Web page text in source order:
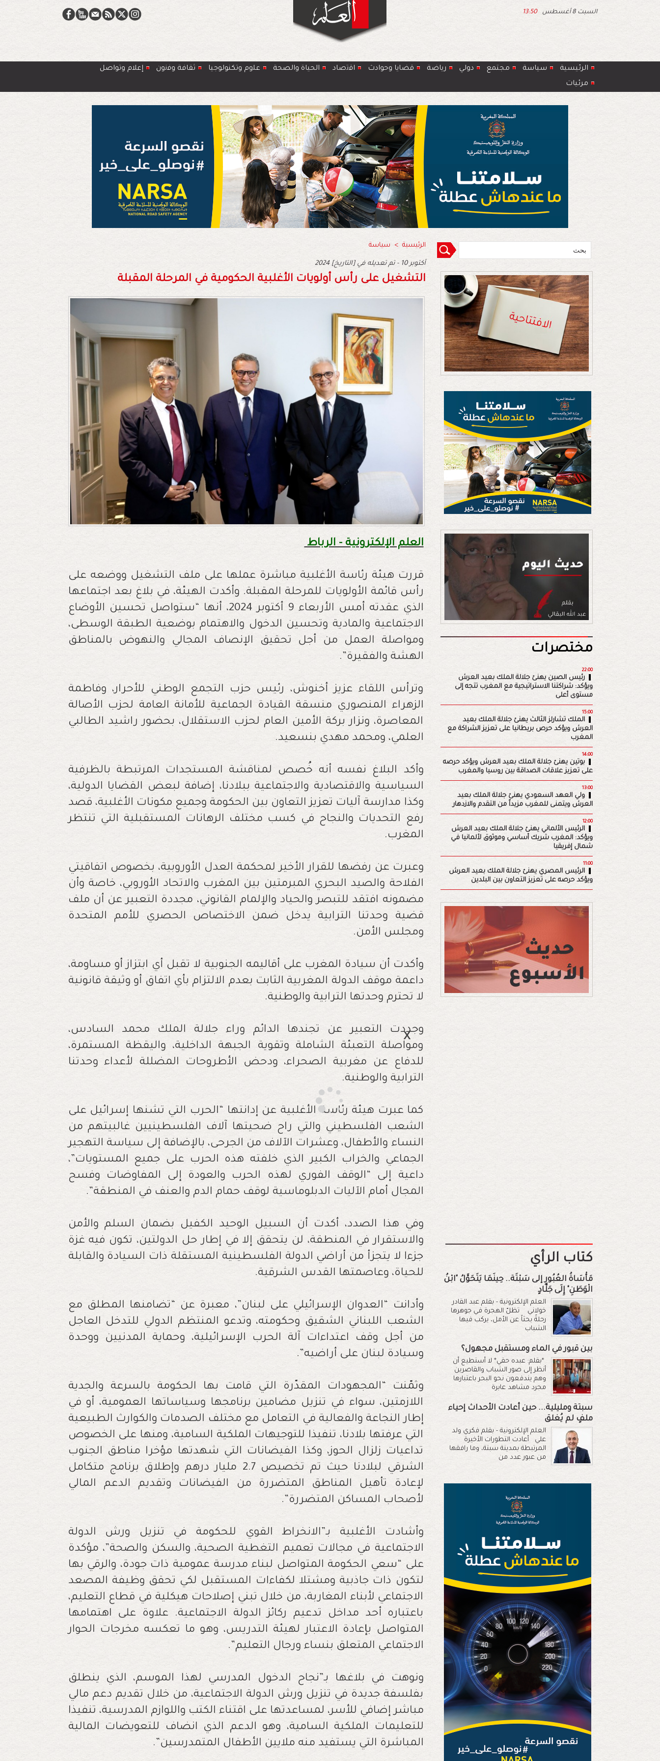
السبت 8 أغسطس 13:50
الرئيسية سياسة مجتمع دولي رياضة قضايا وحوادث اﻗﺗﺻﺎد الحياة والصحة ﻋﻠوم وتكنولوجيا ﺛﻘﺎﻓﺔ وﻓﻧون
إعلام وتواصل
مرئيات
الرئيسية > سياسة
2024 أكتوبر 10 - تم تعديله في [التاريخ]
التشغيل على رأس أولويات الأغلبية الحكومية في المرحلة المقبلة
العلم الإلكترونية - الرباط
قررت هيئة رئاسة الأغلبية مباشرة عملها على ملف التشغيل ووضعه على
رأس قائمة الأولويات للمرحلة المقبلة. وأكدت الهيئة، في بلاغ بعد اجتماعها
الذي عقدته أمس الأربعاء 9 أكتوبر 2024، أنها “ستواصل تحسين الأوضاع
الاجتماعية والمادية وتحسين الدخول والاهتمام بوضعية الطبقة الوسطى،
ومواصلة العمل من أجل تحقيق الإنصاف المجالي والنهوض بالمناطق
الهشة والفقيرة”.
وترأس اللقاء عزيز أخنوش، رئيس حزب التجمع الوطني للأحرار، وفاطمة
الزهراء المنصوري منسقة القيادة الجماعية للأمانة العامة لحزب الأصالة
المعاصرة، ونزار بركة الأمين العام لحزب الاستقلال، بحضور راشيد الطالبي
العلمي، ومحمد مهدي بنسعيد.
وأكد البلاغ نفسه أنه خُصص لمناقشة المستجدات المرتبطة بالظرفية
السياسية والاقتصادية والاجتماعية ببلادنا، إضافة لبعض القضايا الدولية،
وكذا مدارسة آليات تعزيز التعاون بين الحكومة وجميع مكونات الأغلبية، قصد
رفع التحديات والنجاح في كسب مختلف الرهانات المستقبلية التي تنتظر
المغرب.
وعبرت عن رفضها للقرار الأخير لمحكمة العدل الأوروبية، بخصوص اتفاقيتي
الفلاحة والصيد البحري المبرمتين بين المغرب والاتحاد الأوروبي، خاصة وأن
مضمونه افتقد للتبصر والحياد والإلمام القانوني، مجددة التعبير عن أن ملف
قضية وحدتنا الترابية يدخل ضمن الاختصاص الحصري للأمم المتحدة
ومجلس الأمن.
وأكدت أن سيادة المغرب على أقاليمه الجنوبية لا تقبل أي ابتزاز أو مساومة،
داعمة موقف الدولة المغربية الثابت بعدم الالتزام بأي اتفاق أو وثيقة قانونية
لا تحترم وحدتها الترابية والوطنية.
وجددت التعبير عن تجندها الدائم وراء جلالة الملك محمد السادس،
ومواصلة التعبئة الشاملة وتقوية الجبهة الداخلية، واليقظة المستمرة،
للدفاع عن مغربية الصحراء، ودحض الأطروحات المضللة لأعداء وحدتنا
الترابية والوطنية.
كما عبرت هيئة رئاسة الأغلبية عن إدانتها “الحرب التي تشنها إسرائيل على
الشعب الفلسطيني والتي راح ضحيتها آلاف الفلسطينيين غالبيتهم من
النساء والأطفال، وعشرات الآلاف من الجرحى، بالإضافة إلى سياسة التهجير
الجماعي والخراب الكبير الذي خلفته هذه الحرب على جميع المستويات”،
داعية إلى “الوقف الفوري لهذه الحرب والعودة إلى المفاوضات وفسح
المجال أمام الآليات الدبلوماسية لوقف حمام الدم والعنف في المنطقة”.
وفي هذا الصدد، أكدت أن السبيل الوحيد الكفيل بضمان السلم والأمن
والاستقرار في المنطقة، لن يتحقق إلا في إطار حل الدولتين، تكون فيه غزة
جزءا لا يتجزأ من أراضي الدولة الفلسطينية المستقلة ذات السيادة والقابلة
للحياة، وعاصمتها القدس الشرقية.
وأدانت “العدوان الإسرائيلي على لبنان”، معبرة عن “تضامنها المطلق مع
الشعب اللبناني الشقيق وحكومته، وتدعو المنتظم الدولي للتدخل العاجل
من أجل وقف اعتداءات آلة الحرب الإسرائيلية، وحماية المدنيين ووحدة
وسيادة لبنان على أراضيه”.
وثمّنت “المجهودات المقدّرة التي قامت بها الحكومة بالسرعة والجدية
اللازمتين، سواء في تنزيل مضامين برنامجها وسياساتها العمومية، أو في
إطار النجاعة والفعالية في التعامل مع مختلف الصدمات والكوارث الطبيعية
التي عرفتها بلادنا، تنفيذا للتوجيهات الملكية السامية، ومنها على الخصوص
تداعيات زلزال الحوز، وكذا الفيضانات التي شهدتها مؤخرا مناطق الجنوب
الشرقي لبلادنا حيث تم تخصيص 2.7 مليار درهم وإطلاق برنامج متكامل
لإعادة تأهيل المناطق المتضررة من الفيضانات وتقديم الدعم المالي
لأصحاب المساكن المتضررة”.
وأشادت الأغلبية بـ”الانخراط القوي للحكومة في تنزيل ورش الدولة
الاجتماعية في مجالات تعميم التغطية الصحية، والسكن والصحة”، مؤكدة
على “سعي الحكومة المتواصل لبناء مدرسة عمومية ذات جودة، والرقي بها
لتكون ذات جاذبية ومشتلا لكفاءات المستقبل لكي تحقق وظيفة المصعد
الاجتماعي لأبناء المغاربة، من خلال تبني إصلاحات هيكلية في قطاع التعليم،
باعتباره أحد مداخل تدعيم ركائز الدولة الاجتماعية. علاوة على اهتمامها
المتواصل بإعادة الاعتبار لهيئة التدريس، وهو ما تعكسه مخرجات الحوار
الاجتماعي المتعلق بنساء ورجال التعليم”.
ونوهت في بلاغها بـ”نجاح الدخول المدرسي لهذا الموسم، الذي ينطلق
بفلسفة جديدة في تنزيل ورش الدولة الاجتماعية، من خلال تقديم دعم مالي
مباشر إضافي للأسر، لمساعدتها على اقتناء الكتب واللوازم المدرسية، تنفيذا
للتعليمات الملكية السامية، وهو الدعم الذي انضاف للتعويضات المالية
المباشرة التي يستفيد منه ملايين الأطفال المتمدرسين”.
مختصرات
22:00
رئيس الصين يهنئ جلالة الملك بعيد العرش
ويؤكد: شراكتنا الاستراتيجية مع المغرب تتجه إلى
مستوى أعلى
15:00
الملك تشارلز الثالث يهنئ جلالة الملك بعيد
العرش ويؤكد حرص بريطانيا على تعزيز الشراكة مع
المغرب
14:00
بوتين يهنئ جلالة الملك بعيد العرش ويؤكد حرصه
على تعزيز علاقات الصداقة بين روسيا والمغرب
13:00
ولي العهد السعودي يهنئ جلالة الملك بعيد
العرش ويتمنى للمغرب مزيداً من التقدم والازدهار
12:00
الرئيس الألماني يهنئ جلالة الملك بعيد العرش
ويؤكد: المغرب شريك أساسي وموثوق لألمانيا في
شمال إفريقيا
11:00
الرئيس المصري يهنئ جلالة الملك بعيد العرش
ويؤكد حرصه على تعزيز التعاون بين البلدين
كتاب الرأي
مَأْسَاةُ العُبُورِ إلى سَبْتَة.. حِينَمَا يَتَحَوَّلُ "ابْنُ
الْوَطَنِ" إِلَى جَلَّادٍ
العلم الإلكترونية - بقلم عبد القادر
خولاني تظلّ الهجرة في جوهرها
رحلةً بحثاً عن الأمل، يركب فيها
الشباب
بين قبور في الماء ومستقبل مجهول؟
*بقلم: عبده حقي* لا أستطيع أن
أنظر إلى صور الشباب والقاصرين
وهم يندفعون نحو البحر باعتبارها
مجرد مشاهد عابرة
سبتة ومليلية... حين أعادت الأحداث إحياء
ملفٍ لم يُغلق
العلم الإلكترونية - بقلم فكري ولد
علي أعادت التطورات الأخيرة
المرتبطة بمدينة سبتة، وما رافقها
من عبور عدد من